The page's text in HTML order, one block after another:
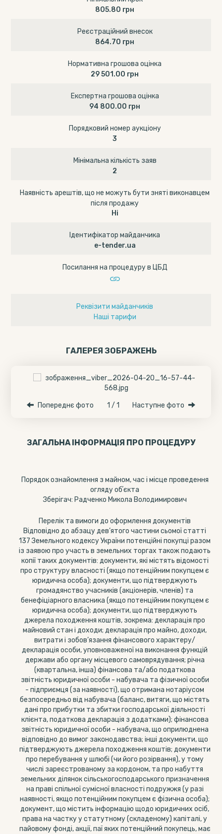
805.80 грн
Реєстраційний внесок
864.70 грн
Нормативна грошова оцінка
29 501.00 грн
Експертна грошова оцінка
94 800.00 грн
Порядковий номер аукціону
3
Мінімальна кількість заяв
2
Наявність арештів, що не можуть бути зняті виконавцем
після продажу
Ні
Ідентифікатор майданчика
e-tender.ua
Посилання на процедуру в ЦБД
Реквізити майданчиків
Наші тарифи
ГАЛЕРЕЯ ЗОБРАЖЕНЬ
Попереднє фото 1 / 1 Наступне фото
ЗАГАЛЬНА ІНФОРМАЦІЯ ПРО ПРОЦЕДУРУ
Порядок ознайомлення з майном, час і місце проведення
огляду обʼєкта
Зберігач: Радченко Микола Володимирович
Перелік та вимоги до оформлення документів
Відповідно до абзацу дев’ятого частини сьомої статті
137 Земельного кодексу України потенційні покупці разом
із заявою про участь в земельних торгах також подають
копії таких документів: документи, які містять відомості
про структуру власності (якщо потенційним покупцем є
юридична особа); документи, що підтверджують
громадянство учасників (акціонерів, членів) та
бенефіціарного власника (якщо потенційним покупцем є
юридична особа); документи, що підтверджують
джерела походження коштів, зокрема: декларація про
майновий стан і доходи; декларація про майно, доходи,
витрати і зобов’язання фінансового характеру/
декларація особи, уповноваженої на виконання функцій
держави або органу місцевого самоврядування; річна
(квартальна, інша) фінансова та/або податкова
звітність юридичної особи - набувача та фізичної особи
- підприємця (за наявності), що отримана нотаріусом
безпосередньо від набувача (баланс, витяги, що містять
дані про прибутки та збитки господарської діяльності
клієнта, податкова декларація з додатками); фінансова
звітність юридичної особи - набувача, що оприлюднена
відповідно до вимог законодавства; інші документи, що
підтверджують джерела походження коштів; документи
про перебування у шлюбі (чи його розірвання), у тому
числі зареєстрованому за кордоном, та про набуття
земельних ділянок сільськогосподарського призначення
на праві спільної сумісної власності подружжя (у разі
наявності, якщо потенційним покупцем є фізична особа);
документ, що містить інформацію щодо юридичних осіб,
права на частку у статутному (складеному) капіталі, у
пайовому фонді, акції, паї яких потенційний покупець, має